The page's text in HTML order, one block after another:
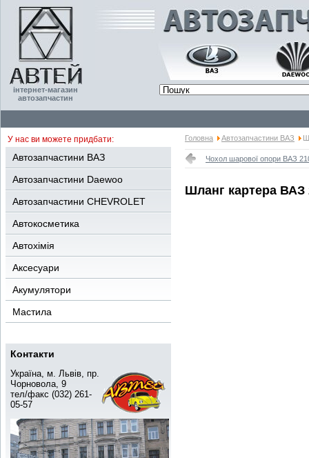
інтернет-магазин
автозапчастин
У нас ви можете придбати:
Автозапчастини ВАЗ
Автозапчастини Daewoo
Автозапчастини CHEVROLET
Автокосметика
Автохімія
Аксесуари
Акумулятори
Мастила
Контакти
Україна, м. Львів, пр.
Чорновола, 9
тел/факс (032) 261-
05-57
Головна Автозапчастини ВАЗ
Чохол шарової опори ВАЗ
Шланг картера ВАЗ